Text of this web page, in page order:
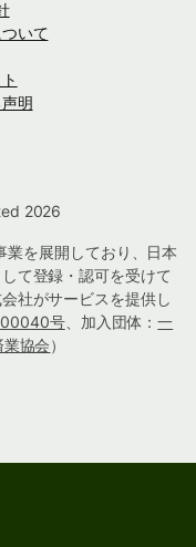
いて
明
2026
を展開しており、日本
て登録・認可を受けて
社がサービスを提供し
00040号、加入団体：一
協会）